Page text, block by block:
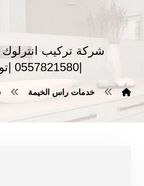
شركة تركيب
خدمات راس الخيمة